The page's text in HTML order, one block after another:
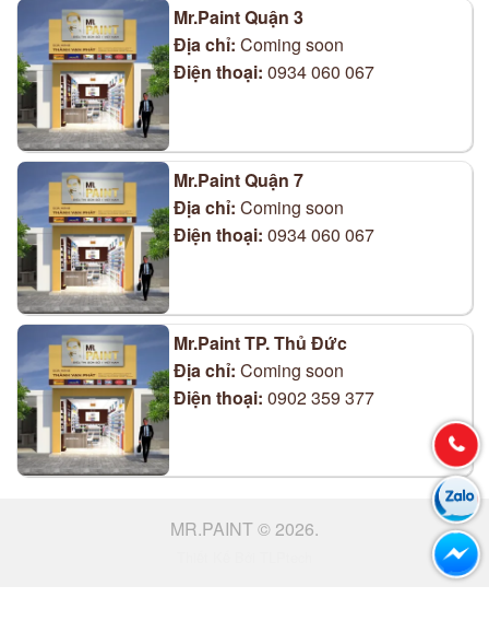
Mr.Paint Quận 3
Địa chỉ: Coming soon
Điện thoại: 0934 060 067
Mr.Paint Quận 7
Địa chỉ: Coming soon
Điện thoại: 0934 060 067
Mr.Paint TP. Thủ Đức
Địa chỉ: Coming soon
Điện thoại: 0902 359 377
MR.PAINT © 2026.